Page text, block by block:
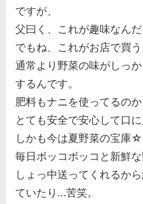
ですが、
父曰く、これが趣味なん
でもね、これがお店で買
通常より野菜の味がしっ
するんです。
肥料もナニを使ってるの
とても安全で安心して口に
しかも今は夏野菜の宝庫☆
毎日ボッコボッコと新鮮な
しょっ中送ってくれるか
ていたり...苦笑。